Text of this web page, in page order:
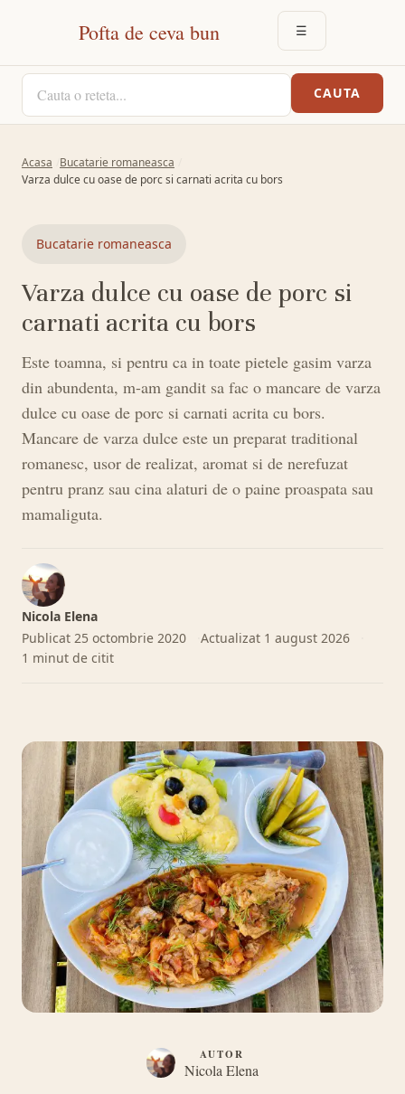
Pofta de ceva bun ☰DESCHIDE
CAUTA O RETETA
CAUTA
Acasa Bucatarie romaneasca
Varza dulce cu oase de porc si carnati acrita cu bors
Bucatarie romaneasca
Varza dulce cu oase de porc si
carnati acrita cu bors
Este toamna, si pentru ca in toate pietele gasim varza
din abundenta, m-am gandit sa fac o mancare de varza
dulce cu oase de porc si carnati acrita cu bors.
Mancare de varza dulce este un preparat traditional
romanesc, usor de realizat, aromat si de nerefuzat
pentru pranz sau cina alaturi de o paine proaspata sau
mamaliguta.
Nicola Elena
Publicat 25 octombrie 2020 Actualizat 1 august 2026
1 minut de citit
AUTOR
Nicola Elena